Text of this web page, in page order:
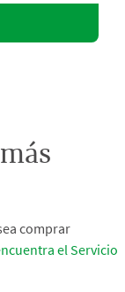
comprar
el Servicio